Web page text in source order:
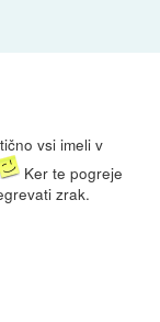
vsi imeli v
Ker te pogreje
zrak.